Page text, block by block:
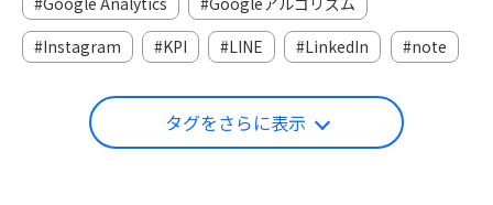
Instagram
KPI LINE LinkedIn note
タグをさらに表示